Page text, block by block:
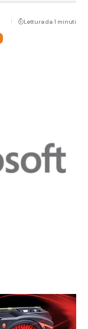
Lettura da 1 minuti